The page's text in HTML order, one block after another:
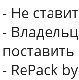
- Не
-
- RePack